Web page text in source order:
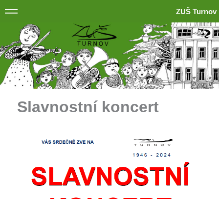
ZUŠ Turnov
Slavnostní koncert